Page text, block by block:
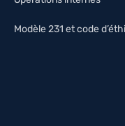
Modèle 231 et code